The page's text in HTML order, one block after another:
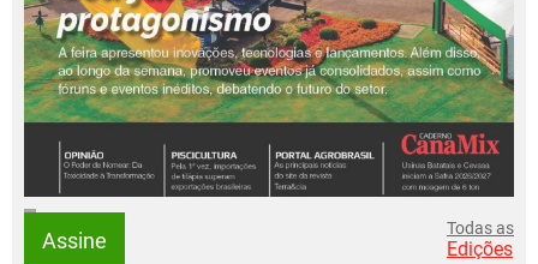
Assine Todas as
Edições